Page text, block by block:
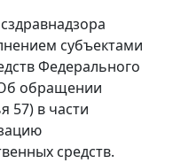
субъектами
Федерального
обращении
57) в части
средств.